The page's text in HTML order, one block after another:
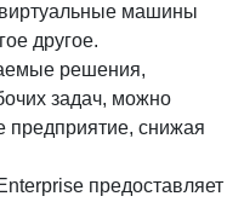
машины
другое.
решения,
задач, можно
предприятие, снижая
предоставляет